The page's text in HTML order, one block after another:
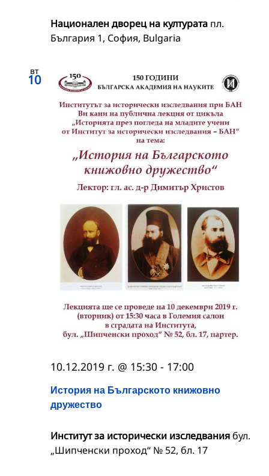
Национален дворец на културата пл.
България 1, София, Bulgaria
вт
10
История на Българското книжовно
дружество
10.12.2019 г. @ 15:30 - 17:00
Институт за исторически изследваниябул.
„Шипченски проход“ № 52, бл. 17